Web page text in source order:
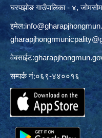
घरपझोङ गाउँपालिका - ४,
इमेल:
सम्पर्क नं:०६९-४४००१६